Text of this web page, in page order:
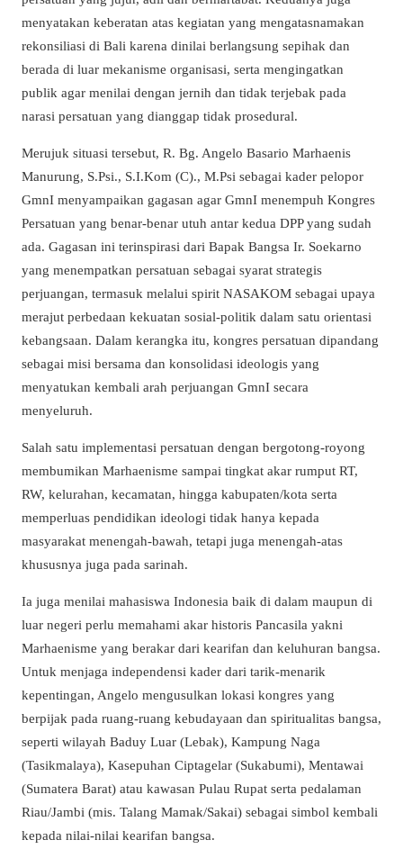
menyatakan keberatan atas kegiatan yang mengatasnamakan
rekonsiliasi di Bali karena dinilai berlangsung sepihak dan
berada di luar mekanisme organisasi, serta mengingatkan
publik agar menilai dengan jernih dan tidak terjebak pada
narasi persatuan yang dianggap tidak prosedural.
Merujuk situasi tersebut, R. Bg. Angelo Basario Marhaenis
Manurung, S.Psi., S.I.Kom (C)., M.Psi sebagai kader pelopor
GmnI menyampaikan gagasan agar GmnI menempuh Kongres
Persatuan yang benar-benar utuh antar kedua DPP yang sudah
ada. Gagasan ini terinspirasi dari Bapak Bangsa Ir. Soekarno
yang menempatkan persatuan sebagai syarat strategis
perjuangan, termasuk melalui spirit NASAKOM sebagai upaya
merajut perbedaan kekuatan sosial-politik dalam satu orientasi
kebangsaan. Dalam kerangka itu, kongres persatuan dipandang
sebagai misi bersama dan konsolidasi ideologis yang
menyatukan kembali arah perjuangan GmnI secara
menyeluruh.
Salah satu implementasi persatuan dengan bergotong-royong
membumikan Marhaenisme sampai tingkat akar rumput RT,
RW, kelurahan, kecamatan, hingga kabupaten/kota serta
memperluas pendidikan ideologi tidak hanya kepada
masyarakat menengah-bawah, tetapi juga menengah-atas
khususnya juga pada sarinah.
Ia juga menilai mahasiswa Indonesia baik di dalam maupun di
luar negeri perlu memahami akar historis Pancasila yakni
Marhaenisme yang berakar dari kearifan dan keluhuran bangsa.
Untuk menjaga independensi kader dari tarik-menarik
kepentingan, Angelo mengusulkan lokasi kongres yang
berpijak pada ruang-ruang kebudayaan dan spiritualitas bangsa,
seperti wilayah Baduy Luar (Lebak), Kampung Naga
(Tasikmalaya), Kasepuhan Ciptagelar (Sukabumi), Mentawai
(Sumatera Barat) atau kawasan Pulau Rupat serta pedalaman
Riau/Jambi (mis. Talang Mamak/Sakai) sebagai simbol kembali
kepada nilai-nilai kearifan bangsa.